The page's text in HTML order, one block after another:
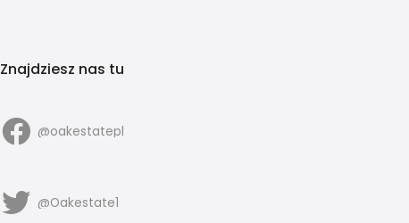
Znajdziesz nas tu
@oakestatepl
@Oakestate1